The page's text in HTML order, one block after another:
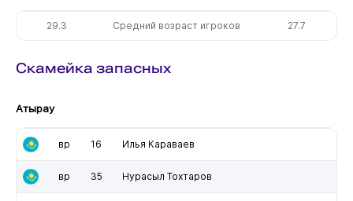
29.3 Средний возраст игроков 27.7
Скамейка запасных
Атырау
вр 16 Илья Караваев
вр 35 Нурасыл Тохтаров